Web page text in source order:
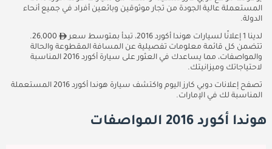
المستعملة عالية الجودة من تجار موثوقين وبائعين أفراد في جميع أنحاء
الدولة.
لدينا 1 إعلانًا لسيارات هوندا أكورد 2016، تبدأ بمتوسط سعر
26,000.
تتضمن كل قائمة معلومات تفصيلية عن المسافة المقطوعة والحالة
والمواصفات، مما يساعدك في العثور على سيارة أكورد 2016 المناسبة
لاحتياجاتك وميزانيتك.
تصفح إعلانات دوبي كارز اليوم واكتشف سيارة هوندا أكورد 2016 المستعملة
المناسبة لك في الإمارات.
هوندا أكورد 2016 المواصفات